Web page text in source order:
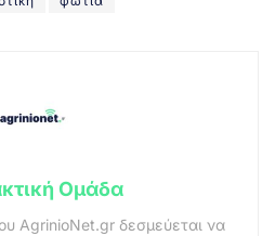
Ομάδα
AgrinioNet.gr δεσμεύεται να